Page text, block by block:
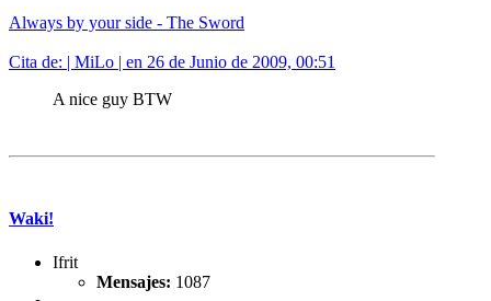
Always by your side - The Sword
Cita de: | MiLo | en 26 de Junio de 2009, 00:51
A nice guy BTW
Waki!
Ifrit
Mensajes: 1087